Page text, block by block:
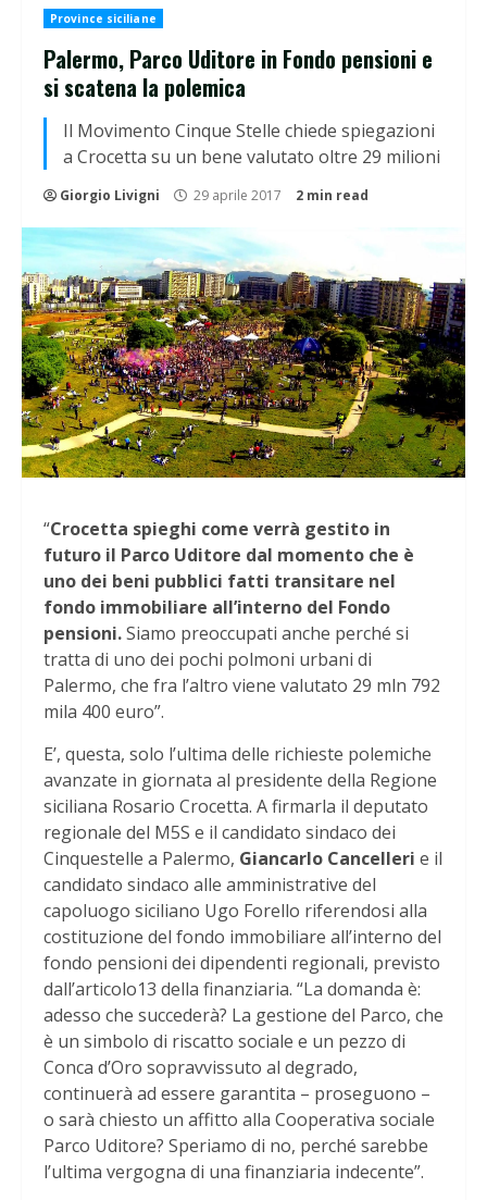
Province siciliane
Palermo, Parco Uditore in Fondo pensioni e
si scatena la polemica
Il Movimento Cinque Stelle chiede spiegazioni
a Crocetta su un bene valutato oltre 29 milioni
Giorgio Livigni 29 aprile 2017 2 min read
“Crocetta spieghi come verrà gestito in
futuro il Parco Uditore dal momento che è
uno dei beni pubblici fatti transitare nel
fondo immobiliare all’interno del Fondo
pensioni.Siamo preoccupati anche perché si
tratta di uno dei pochi polmoni urbani di
Palermo, che fra l’altro viene valutato 29 mln 792
mila 400 euro”.
E’, questa, solo l’ultima delle richieste polemiche
avanzate in giornata al presidente della Regione
siciliana Rosario Crocetta. A firmarla il deputato
regionale del M5S e il candidato sindaco dei
Cinquestelle a Palermo, Giancarlo Cancelleri e il
candidato sindaco alle amministrative del
capoluogo siciliano Ugo Forello riferendosi alla
costituzione del fondo immobiliare all’interno del
fondo pensioni dei dipendenti regionali, previsto
dall’articolo13 della finanziaria. “La domanda è:
adesso che succederà? La gestione del Parco, che
è un simbolo di riscatto sociale e un pezzo di
Conca d’Oro sopravvissuto al degrado,
continuerà ad essere garantita – proseguono –
o sarà chiesto un affitto alla Cooperativa sociale
Parco Uditore? Speriamo di no, perché sarebbe
l’ultima vergogna di una finanziaria indecente”.